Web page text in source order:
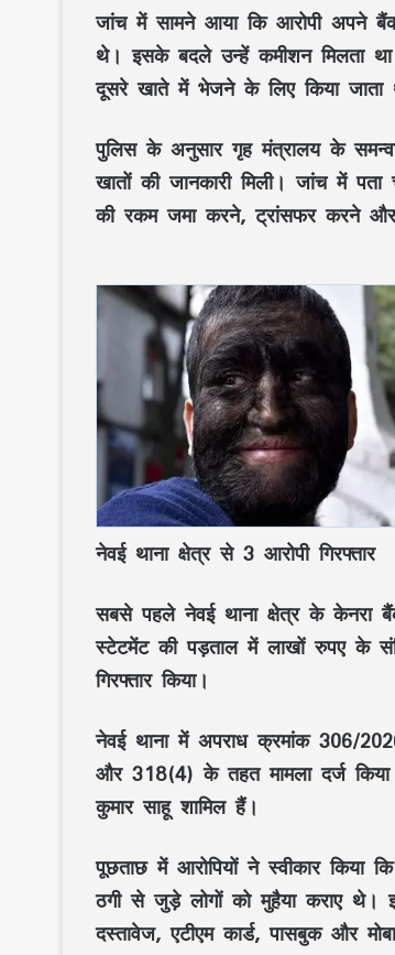
जांच में सामने आया कि आरोपी अपने
थे। इसके बदले उन्हें कमीशन मिलता
दूसरे खाते में भेजने के लिए किया
पुलिस के अनुसार गृह मंत्रालय के
खातों की जानकारी मिली। जांच में
की रकम जमा करने, ट्रांसफर करने
नेवई थाना क्षेत्र से 3 आरोपी गिरफ्तार
सबसे पहले नेवई थाना क्षेत्र के केनरा
स्टेटमेंट की पड़ताल में लाखों रुपए के
गिरफ्तार किया।
नेवई थाना में अपराध क्रमांक 306/
और 318(4) के तहत मामला दर्ज किया
कुमार साहू शामिल हैं।
पूछताछ में आरोपियों ने स्वीकार किया
ठगी से जुड़े लोगों को मुहैया कराए
दस्तावेज, एटीएम कार्ड, पासबुक और